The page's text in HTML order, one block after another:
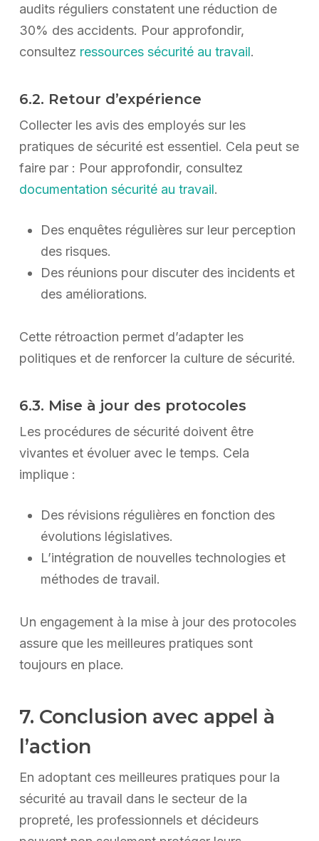
audits réguliers constatent une réduction de
30% des accidents. Pour approfondir,
consultez ressources sécurité au travail.
6.2. Retour d’expérience
Collecter les avis des employés sur les
pratiques de sécurité est essentiel. Cela peut se
faire par : Pour approfondir, consultez
documentation sécurité au travail.
Des enquêtes régulières sur leur perception
des risques.
Des réunions pour discuter des incidents et
des améliorations.
Cette rétroaction permet d’adapter les
politiques et de renforcer la culture de sécurité.
6.3. Mise à jour des protocoles
Les procédures de sécurité doivent être
vivantes et évoluer avec le temps. Cela
implique :
Des révisions régulières en fonction des
évolutions législatives.
L’intégration de nouvelles technologies et
méthodes de travail.
Un engagement à la mise à jour des protocoles
assure que les meilleures pratiques sont
toujours en place.
7. Conclusion avec appel à
l’action
En adoptant ces meilleures pratiques pour la
sécurité au travail dans le secteur de la
propreté, les professionnels et décideurs